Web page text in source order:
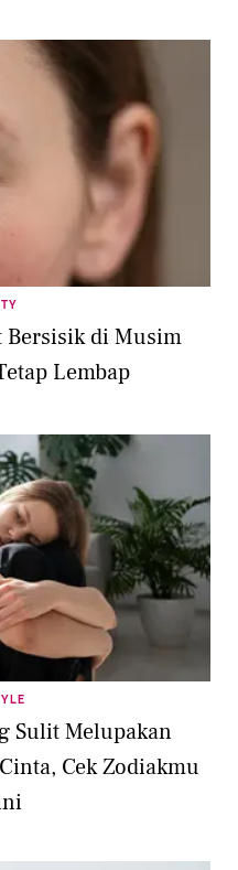
Bersisik di Musim
Lembap
Sulit Melupakan
Cek Zodiakmu